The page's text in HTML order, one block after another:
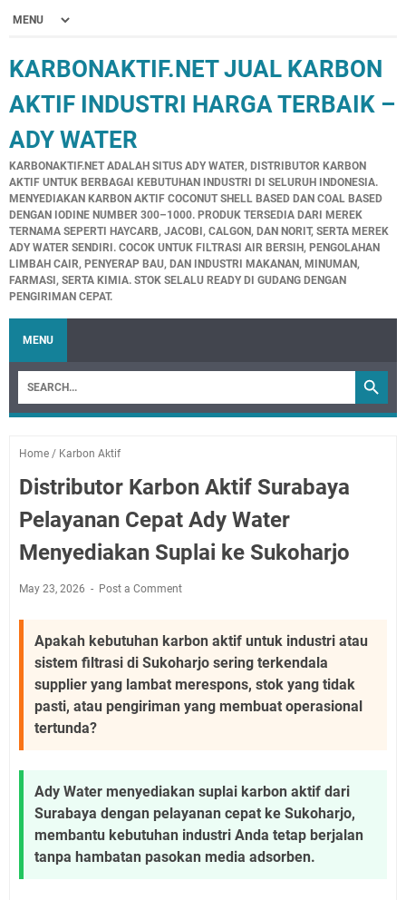
KARBONAKTIF.NET JUAL KARBON
AKTIF INDUSTRI HARGA TERBAIK –
ADY WATER
KARBONAKTIF.NET ADALAH SITUS ADY WATER, DISTRIBUTOR KARBON
AKTIF UNTUK BERBAGAI KEBUTUHAN INDUSTRI DI SELURUH INDONESIA.
MENYEDIAKAN KARBON AKTIF COCONUT SHELL BASED DAN COAL BASED
DENGAN IODINE NUMBER 300–1000. PRODUK TERSEDIA DARI MEREK
TERNAMA SEPERTI HAYCARB, JACOBI, CALGON, DAN NORIT, SERTA MEREK
ADY WATER SENDIRI. COCOK UNTUK FILTRASI AIR BERSIH, PENGOLAHAN
LIMBAH CAIR, PENYERAP BAU, DAN INDUSTRI MAKANAN, MINUMAN,
FARMASI, SERTA KIMIA. STOK SELALU READY DI GUDANG DENGAN
PENGIRIMAN CEPAT.
MENU
Home / Karbon Aktif
Distributor Karbon Aktif Surabaya
Pelayanan Cepat Ady Water
Menyediakan Suplai ke Sukoharjo
May 23, 2026 Post a Comment
Apakah kebutuhan karbon aktif untuk industri atau
sistem filtrasi di Sukoharjo sering terkendala
supplier yang lambat merespons, stok yang tidak
pasti, atau pengiriman yang membuat operasional
tertunda?
Ady Water menyediakan suplai karbon aktif dari
Surabaya dengan pelayanan cepat ke Sukoharjo,
membantu kebutuhan industri Anda tetap berjalan
tanpa hambatan pasokan media adsorben.